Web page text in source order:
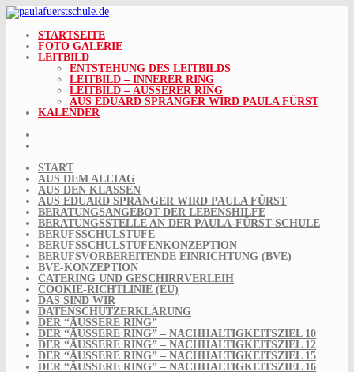
Skip
to
content STARTSEITE
FOTO GALERIE
LEITBILD
ENTSTEHUNG DES LEITBILDS
LEITBILD – INNERER RING
LEITBILD – ÄUSSERER RING
AUS EDUARD SPRANGER WIRD PAULA FÜRST
KALENDER
START
AUS DEM ALLTAG
AUS DEN KLASSEN
AUS EDUARD SPRANGER WIRD PAULA FÜRST
BERATUNGSANGEBOT DER LEBENSHILFE
BERATUNGSSTELLE AN DER PAULA-FÜRST-SCHULE
BERUFSSCHULSTUFE
BERUFSSCHULSTUFENKONZEPTION
BERUFSVORBEREITENDE EINRICHTUNG (BVE)
BVE-KONZEPTION
CATERING UND GESCHIRRVERLEIH
COOKIE-RICHTLINIE (EU)
DAS SIND WIR
DATENSCHUTZERKLÄRUNG
DER “ÄUSSERE RING”
DER “ÄUSSERE RING” – NACHHALTIGKEITSZIEL 10
DER “ÄUSSERE RING” – NACHHALTIGKEITSZIEL 12
DER “ÄUSSERE RING” – NACHHALTIGKEITSZIEL 15
DER “ÄUSSERE RING” – NACHHALTIGKEITSZIEL 16